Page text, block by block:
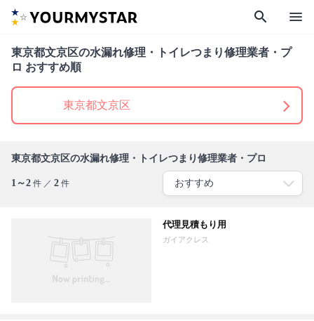
search menu
東京都文京区の水漏れ修理・トイレつまり修理業者・プ
ロ おすすめ順
東京都文京区
東京都文京区の水漏れ修理・トイレつまり修理業者・プロ
1～2 件 ／ 2 件
代理見積もり用
ガイアクレス